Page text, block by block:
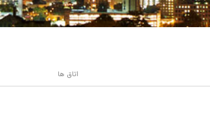
اتاق ها